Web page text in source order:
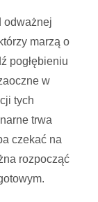
odważnej
marzą o
pogłębieniu
w
tych
trwa
czekać na
rozpocząć